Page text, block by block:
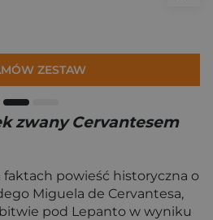
ZESTAW
zwany Cervantesem
powieść historyczna o
Miguela de Cervantesa,
pod Lepanto w wyniku